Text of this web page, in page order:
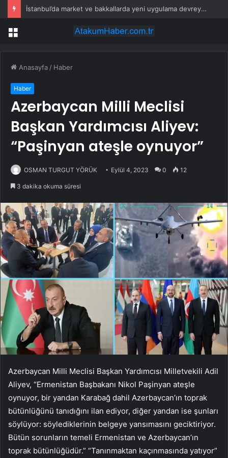
İstanbul’da market ve bakkallarda yeni uygulama devreye girdi
Menü
Anasayfa / Haber
Haber
Azerbaycan Milli Meclisi
Başkan Yardımcısı Aliyev:
“Paşinyan ateşle oynuyor”
OSMAN TURGUT YÖRÜK Eylül 4, 2023 0 12
3 dakika okuma süresi
Azerbaycan Milli Meclisi Başkan Yardımcısı Milletvekili Adil
Aliyev, “Ermenistan Başbakanı Nikol Paşinyan ateşle
oynuyor, bir yandan Karabağ dahil Azerbaycan’ın toprak
bütünlüğünü tanıdığını ilan ediyor, diğer yandan ise şunları
söylüyor: söylediklerinin belgeye yansımasını geciktiriyor.
Bütün sorunların temeli Ermenistan ve Azerbaycan’ın
toprak bütünlüğüdür.” “Tanınmaktan kaçınmasında yatıyor”